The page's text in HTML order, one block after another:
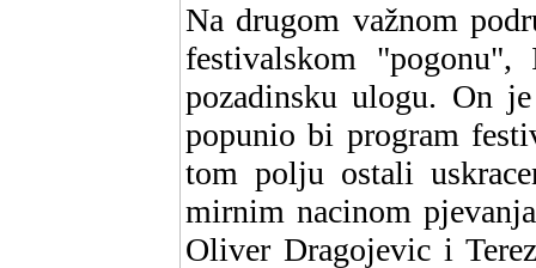
Na drugom važnom
festivalskom
pozadinsku ulogu. On
popunio bi program
tom polju ostali
mirnim nacinom
Oliver Dragojevic i